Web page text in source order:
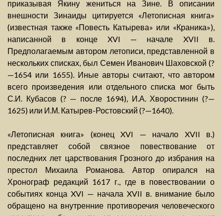
приказывая Якину жениться на Зине. В описании
внешности Зинаиды цитируется «Летописная книга»
(известная также «Повесть Катырева» или «Краника»),
написанной в конце XVI — начале XVII в.
Предполагаемым автором летописи, представленной в
нескольких списках, был Семен Иванович Шаховской (?
—1654 или 1655). Иные авторы считают, что автором
всего произведения или отдельного списка мог быть
С.И. Кубасов (? — после 1694), И.А. Хворостинин (?—
1625) или И.М. Катырев-Ростовский (?—1640).
«Летописная книга» (конец XVI — начало XVII в.)
представляет собой связное повествование от
последних лет царствования Грозного до избрания на
престол Михаила Романова. Автор опирался на
Хронограф редакций 1617 г., где в повествовании о
событиях конца XVI — начала XVII в. внимание было
обращено на внутренние противоречия человеческого